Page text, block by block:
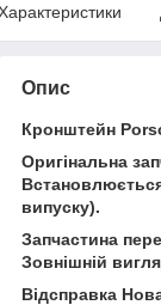
Опис
Кронштейн
Оригінальна
випуску).
Запчастина
Зовнішній
Відсправка